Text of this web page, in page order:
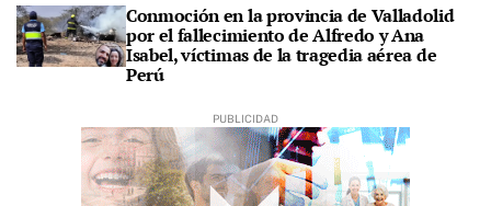
Conmoción en la provincia de Valladolid
por el fallecimiento de Alfredo y Ana
Isabel, víctimas de la tragedia aérea de
Perú